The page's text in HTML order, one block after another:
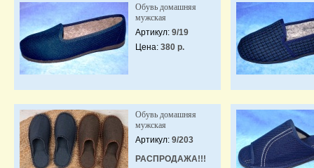
Обувь домашняя
мужская
Артикул: 9/19
Цена: 380 р.
Обувь домашняя
мужская
Артикул: 9/203
РАСПРОДАЖА!!!